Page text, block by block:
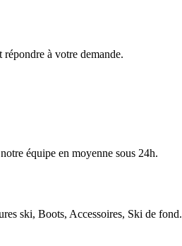
à votre demande.
équipe en moyenne sous 24h.
ski, Boots, Accessoires, Ski de fond.